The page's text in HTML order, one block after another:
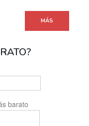
MÁS
barato